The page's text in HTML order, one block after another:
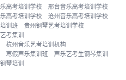
高考培训学校
邢台音乐高考培训学校
高考培训学校
沧州音乐高考培训学校
训班
贵州钢琴艺考培训学校
考集训
杭州音乐艺考培训机构
寒假声乐集训班
声乐艺考生钢琴集训
钢琴培训